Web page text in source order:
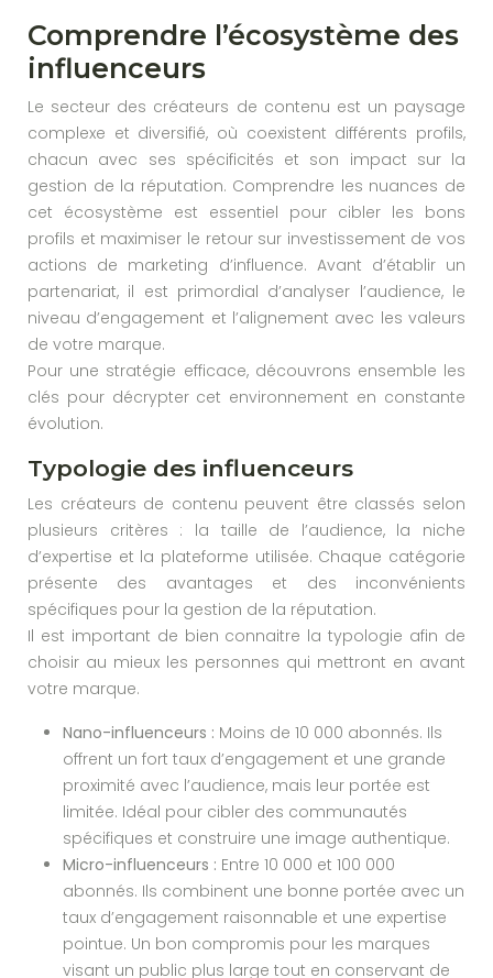
Comprendre l’écosystème des
influenceurs
Le secteur des créateurs de contenu est un paysage
complexe et diversifié, où coexistent différents profils,
chacun avec ses spécificités et son impact sur la
gestion de la réputation. Comprendre les nuances de
cet écosystème est essentiel pour cibler les bons
profils et maximiser le retour sur investissement de vos
actions de marketing d’influence. Avant d’établir un
partenariat, il est primordial d’analyser l’audience, le
niveau d’engagement et l’alignement avec les valeurs
de votre marque.
Pour une stratégie efficace, découvrons ensemble les
clés pour décrypter cet environnement en constante
évolution.
Typologie des influenceurs
Les créateurs de contenu peuvent être classés selon
plusieurs critères : la taille de l’audience, la niche
d’expertise et la plateforme utilisée. Chaque catégorie
présente des avantages et des inconvénients
spécifiques pour la gestion de la réputation.
Il est important de bien connaitre la typologie afin de
choisir au mieux les personnes qui mettront en avant
votre marque.
Nano-influenceurs : Moins de 10 000 abonnés. Ils
offrent un fort taux d’engagement et une grande
proximité avec l’audience, mais leur portée est
limitée. Idéal pour cibler des communautés
spécifiques et construire une image authentique.
Micro-influenceurs : Entre 10 000 et 100 000
abonnés. Ils combinent une bonne portée avec un
taux d’engagement raisonnable et une expertise
pointue. Un bon compromis pour les marques
visant un public plus large tout en conservant de